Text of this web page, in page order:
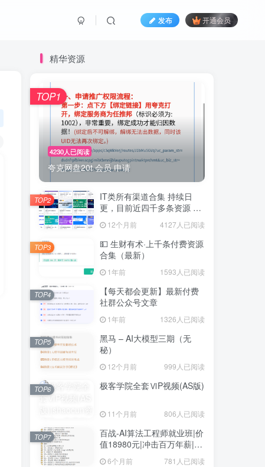
发布 开通会员
精华资源
4230人已阅读
夸克网盘20t 会员 申请
TOP1
IT类所有渠道合集 持续日
更，目前近四千多条资源 年
12个月前 4127人已阅读
TOP2
💵 生财有术·上千条付费资源
合集（最新）
1年前 1593人已阅读
TOP3
【每天都会更新】最新付费
社群公众号文章
1年前 1326人已阅读
TOP4
黑马 – AI大模型三期（无
秘）
12个月前 999人已阅读
TOP5
极客学院全套ⅥP视频(AS版)
11个月前 806人已阅读
TOP6
百战-AI算法工程师就业班|价
值18980元|冲击百万年薪|完
结无秘
6个月前 781人已阅读
TOP7